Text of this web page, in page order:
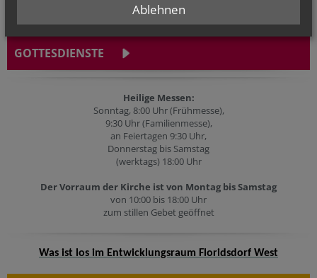
GOTTESDIENSTE
Heilige Messen:
Sonntag, 8:00 Uhr (Frühmesse),
9:30 Uhr (Familienmesse),
an Feiertagen 9:30 Uhr,
Donnerstag bis Samstag
(werktags) 18:00 Uhr
Der Vorraum der Kirche ist von Montag bis Samstag
von 10:00 bis 18:00 Uhr
zum stillen Gebet geöffnet
Was ist los im Entwicklungsraum Floridsdorf West
Ablehnen